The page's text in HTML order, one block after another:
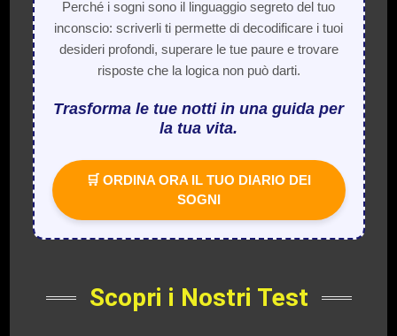
Perché i sogni sono il linguaggio segreto del tuo
inconscio: scriverli ti permette di decodificare i tuoi
desideri profondi, superare le tue paure e trovare
risposte che la logica non può darti.
Trasforma le tue notti in una guida per
la tua vita.
🛒 ORDINA ORA IL TUO DIARIO DEI
SOGNI
Scopri i Nostri Test